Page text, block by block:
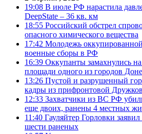
19:08 В июле РФ нарастила
DeepState – 36 кв. км
18:55 Российский обстрел
опасного химического вещества
17:42 Молодежь
военные сборы в РФ
16:39 Оккупанты замахнулись
площади одного из городов
13:26 Пустой и разрушенный
кадры из прифронтовой
12:33 Захватчики из ВС РФ
еще двоих, ранены 4 местных
11:40 Гауляйтер Горловки
шести раненых